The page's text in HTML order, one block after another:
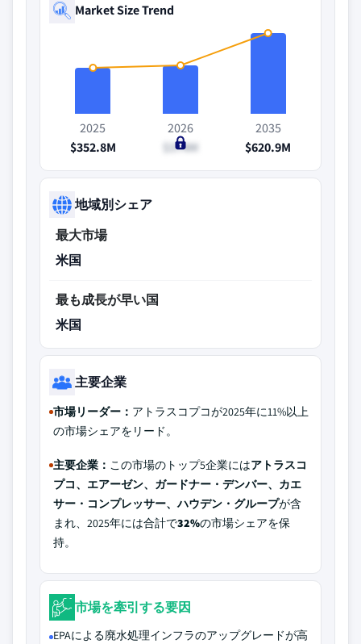
Market Size Trend
2025
$352.8M
2026
$374M
2035
$620.9M
地域別シェア
最大市場
米国
最も成長が早い国
米国
主要企業
市場リーダー： アトラスコプコが2025年に11%以上
の市場シェアをリード。
主要企業： この市場のトップ5企業にはアトラスコ
プコ、エアーゼン、ガードナー・デンバー、カエ
サー・コンプレッサー、ハウデン・グループが含
まれ、2025年には合計で32%の市場シェアを保
持。
市場を牽引する要因
EPAによる廃水処理インフラのアップグレードが高